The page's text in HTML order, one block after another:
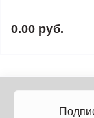
0.00 руб.